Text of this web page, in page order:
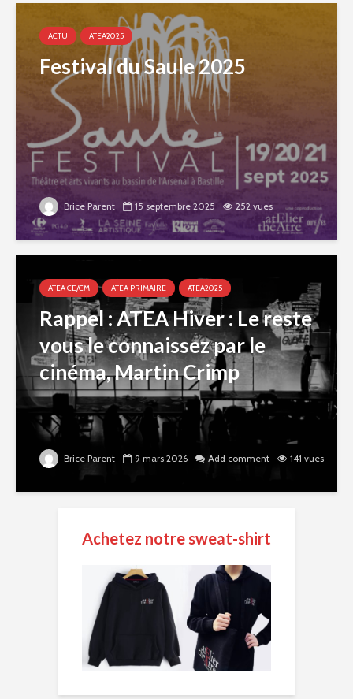
ACTU ATEA2025
Festival du Saule 2025
Brice Parent 15 septembre 2025 252 vues
ATEA CE/CM ATEA PRIMAIRE ATEA2025
Rappel : ATEA Hiver : Le reste
vous le connaissez par le
cinéma, Martin Crimp
Brice Parent 9 mars 2026 Add comment 141 vues
Achetez notre sweat-shirt